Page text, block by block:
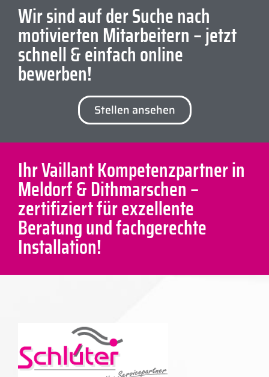
Wir sind auf der Suche nach
motivierten Mitarbeitern – jetzt
schnell & einfach online
bewerben!
Stellen ansehen
Ihr Vaillant Kompetenzpartner in
Meldorf & Dithmarschen –
zertifiziert für exzellente
Beratung und fachgerechte
Installation!